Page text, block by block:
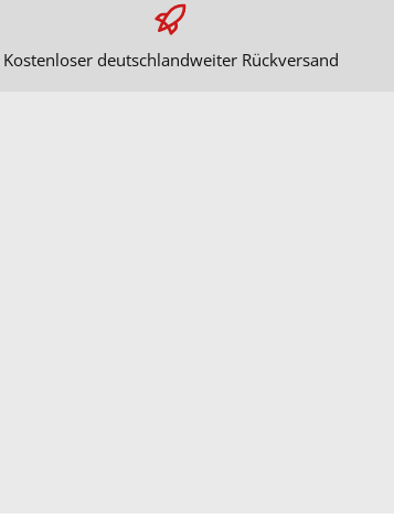
Kostenloser deutschlandweiter Rückversand